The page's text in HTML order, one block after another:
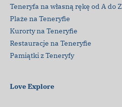
Teneryfa na własną rękę od A do Z
Plaże na Teneryfie
Kurorty na Teneryfie
Restauracje na Teneryfie
Pamiątki z Teneryfy
Love Explore